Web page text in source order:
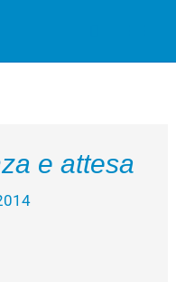
e attesa